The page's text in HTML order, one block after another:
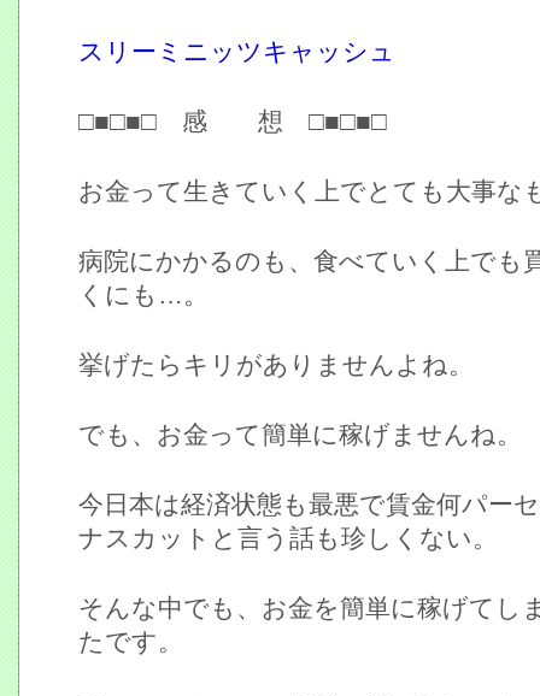
スリーミニッツキャッシュ
□■□■□ 感 想 □■□■□
お金って生きていく上でとても大事な
病院にかかるのも、食べていく上でも
くにも…。
挙げたらキリがありませんよね。
でも、お金って簡単に稼げませんね。
今日本は経済状態も最悪で賃金何パー
ナスカットと言う話も珍しくない。
そんな中でも、お金を簡単に稼げてし
たです。